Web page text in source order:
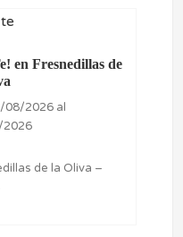
en Fresnedillas de
08/2026 al
de la Oliva –